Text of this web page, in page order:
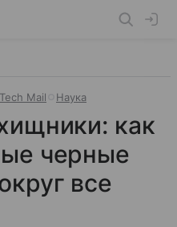
Mail Наука
как
черные
все